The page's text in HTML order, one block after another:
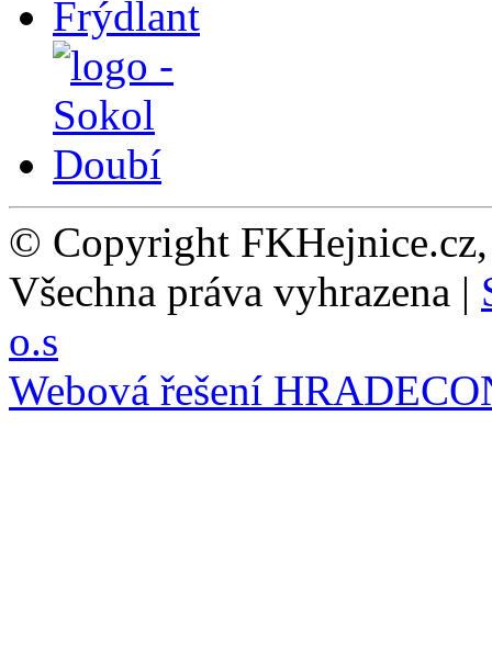
© Copyright
Všechna práva vyhrazena |
o.s
Webová řešení